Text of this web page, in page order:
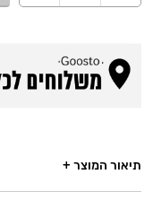
תיאור המוצר +